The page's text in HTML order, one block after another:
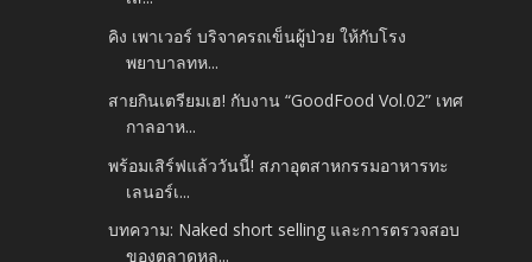
คิง เพาเวอร์ บริจาครถเข็นผู้ป่วย ให้กับโรง
พยาบาลทห...
สายกินเตรียมเฮ! กับงาน “GoodFood Vol.02” เทศ
กาลอาห...
พร้อมเสิร์ฟแล้ววันนี้! สภาอุตสาหกรรมอาหารทะ
เลนอร์เ...
บทความ: Naked short selling และการตรวจสอบ
ของตลาดหล...